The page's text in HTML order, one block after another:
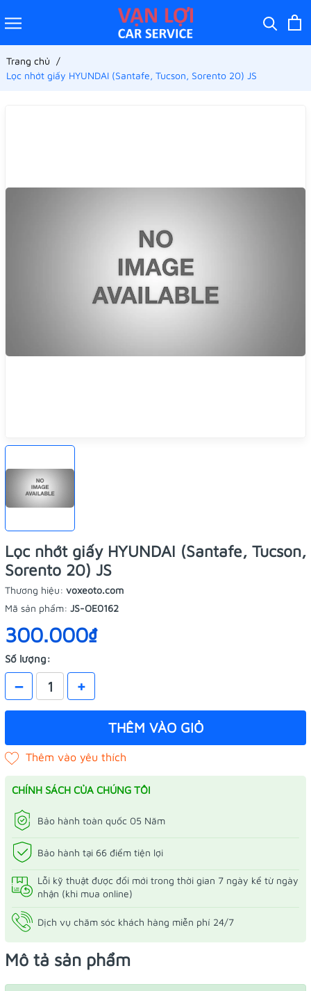
Trang chủ
Lọc nhớt giấy HYUNDAI (Santafe, Tucson, Sorento 20) JS
Lọc nhớt giấy HYUNDAI (Santafe, Tucson,
Sorento 20) JS
Thương hiệu: voxeoto.com
Mã sản phẩm: JS-OE0162
300.000₫
Số lượng:
– +
THÊM VÀO GIỎ
CHÍNH SÁCH CỦA CHÚNG TÔI
Bảo hành toàn quốc 05 Năm
Bảo hành tại 66 điểm tiện lợi
Lỗi kỹ thuật được đổi mới trong thời gian 7 ngày kể từ ngày
nhận (khi mua online)
Dịch vụ chăm sóc khách hàng miễn phí 24/7
Mô tả sản phẩm